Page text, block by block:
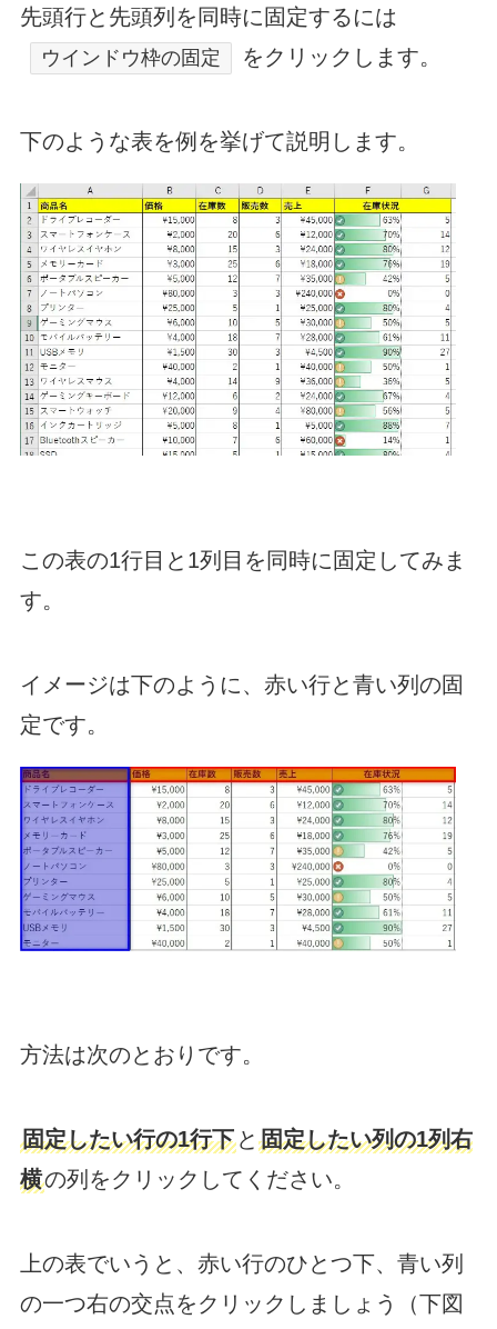
先頭行と先頭列を同時に固定するには
ウインドウ枠の固定 をクリックします。
下のような表を例を挙げて説明します。
この表の1行目と1列目を同時に固定してみま
す。
イメージは下のように、赤い行と青い列の固
定です。
方法は次のとおりです。
固定したい行の1行下と 固定したい列の1列右
横の列をクリックしてください。
上の表でいうと、赤い行のひとつ下、青い列
の一つ右の交点をクリックしましょう（下図